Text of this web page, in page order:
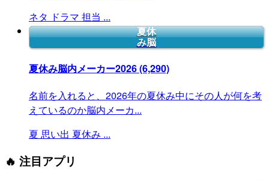
ネタ ドラマ 担当 ...
夏休
み脳
夏休み脳内メーカー2026(6,290)
名前を入れると、2026年の夏休み中にその人が何を考
えているのか脳内メーカ...
夏 思い出 夏休み ...
🔥 注目アプリ